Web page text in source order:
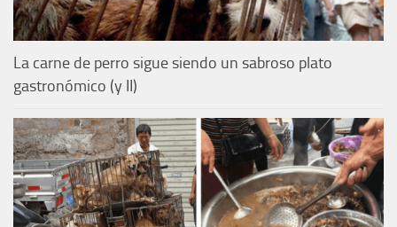
La carne de perro sigue siendo un sabroso plato
gastronómico (y II)